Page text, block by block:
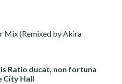
Mix (Remixed by Akira
Ratio ducat, non fortuna
City Hall